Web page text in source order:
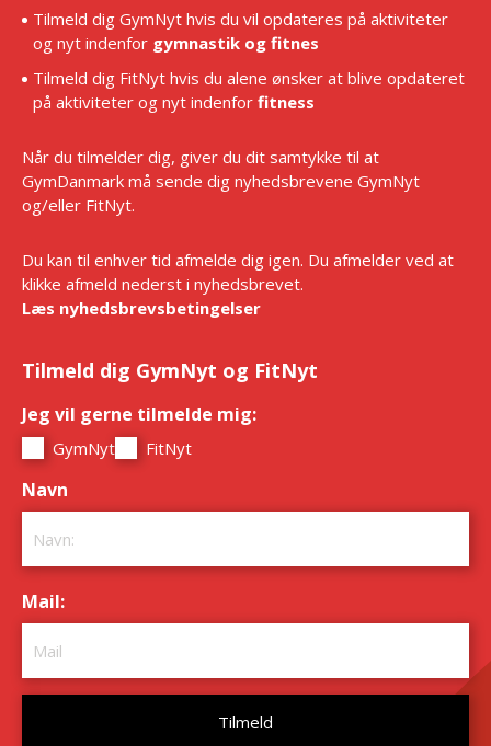
Tilmeld dig GymNyt hvis du vil opdateres på aktiviteter
og nyt indenfor gymnastik og fitnes
Tilmeld dig FitNyt hvis du alene ønsker at blive opdateret
på aktiviteter og nyt indenfor fitness
Når du tilmelder dig, giver du dit samtykke til at
GymDanmark må sende dig nyhedsbrevene GymNyt
og/eller FitNyt.
Du kan til enhver tid afmelde dig igen. Du afmelder ved at
klikke afmeld nederst i nyhedsbrevet.
Læs nyhedsbrevsbetingelser
Tilmeld dig GymNyt og FitNyt
Jeg vil gerne tilmelde mig:
GymNyt FitNyt
Navn
Mail: